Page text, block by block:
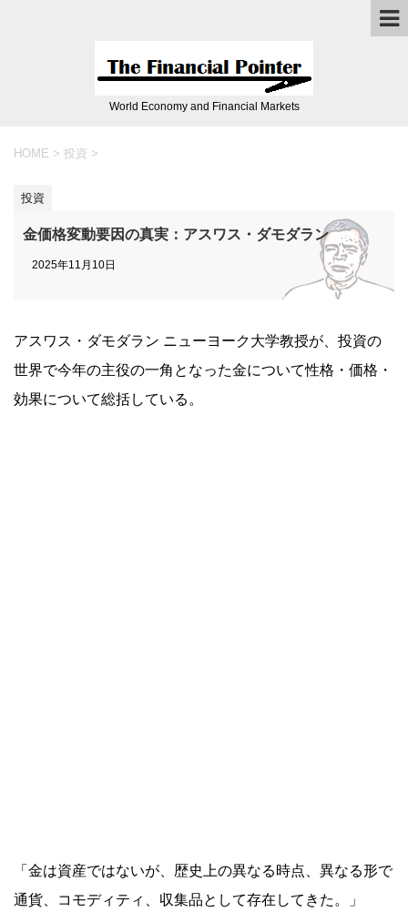
World Economy and Financial Markets
HOME > 投資 >
投資
金価格変動要因の真実：アスワス・ダモダラン
2025年11月10日
アスワス・ダモダラン ニューヨーク大学教授が、投資の
世界で今年の主役の一角となった金について性格・価格・
効果について総括している。
「金は資産ではないが、歴史上の異なる時点、異なる形で
通貨、コモディティ、収集品として存在してきた。」